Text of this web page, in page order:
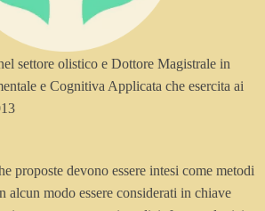
settore olistico e Dottore Magistrale in
e Cognitiva Applicata che esercita ai
proposte devono essere intesi come metodi
alcun modo essere considerati in chiave